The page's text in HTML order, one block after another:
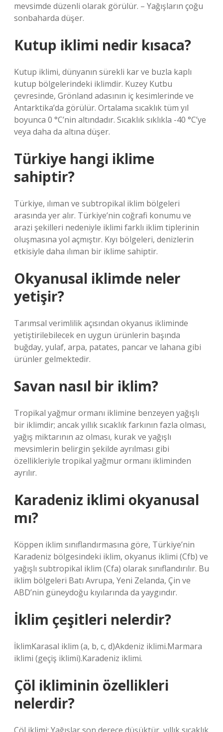
mevsimde düzenli olarak görülür. – Yağışların çoğu
sonbaharda düşer.
Kutup iklimi nedir kısaca?
Kutup iklimi, dünyanın sürekli kar ve buzla kaplı
kutup bölgelerindeki iklimdir. Kuzey Kutbu
çevresinde, Grönland adasının iç kesimlerinde ve
Antarktika’da görülür. Ortalama sıcaklık tüm yıl
boyunca 0 °C’nin altındadır. Sıcaklık sıklıkla -40 °C’ye
veya daha da altına düşer.
Türkiye hangi iklime
sahiptir?
Türkiye, ılıman ve subtropikal iklim bölgeleri
arasında yer alır. Türkiye’nin coğrafi konumu ve
arazi şekilleri nedeniyle iklimi farklı iklim tiplerinin
oluşmasına yol açmıştır. Kıyı bölgeleri, denizlerin
etkisiyle daha ılıman bir iklime sahiptir.
Okyanusal iklimde neler
yetişir?
Tarımsal verimlilik açısından okyanus ikliminde
yetiştirilebilecek en uygun ürünlerin başında
buğday, yulaf, arpa, patates, pancar ve lahana gibi
ürünler gelmektedir.
Savan nasıl bir iklim?
Tropikal yağmur ormanı iklimine benzeyen yağışlı
bir iklimdir; ancak yıllık sıcaklık farkının fazla olması,
yağış miktarının az olması, kurak ve yağışlı
mevsimlerin belirgin şekilde ayrılması gibi
özellikleriyle tropikal yağmur ormanı ikliminden
ayrılır.
Karadeniz iklimi okyanusal
mı?
Köppen iklim sınıflandırmasına göre, Türkiye’nin
Karadeniz bölgesindeki iklim, okyanus iklimi (Cfb) ve
yağışlı subtropikal iklim (Cfa) olarak sınıflandırılır. Bu
iklim bölgeleri Batı Avrupa, Yeni Zelanda, Çin ve
ABD’nin güneydoğu kıyılarında da yaygındır.
İklim çeşitleri nelerdir?
İklimKarasal iklim (a, b, c, d)Akdeniz iklimi.Marmara
iklimi (geçiş iklimi).Karadeniz iklimi.
Çöl ikliminin özellikleri
nelerdir?